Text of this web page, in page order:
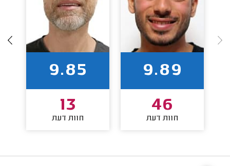
9.89
46
חוות דעת
9.85
13
חוות דעת